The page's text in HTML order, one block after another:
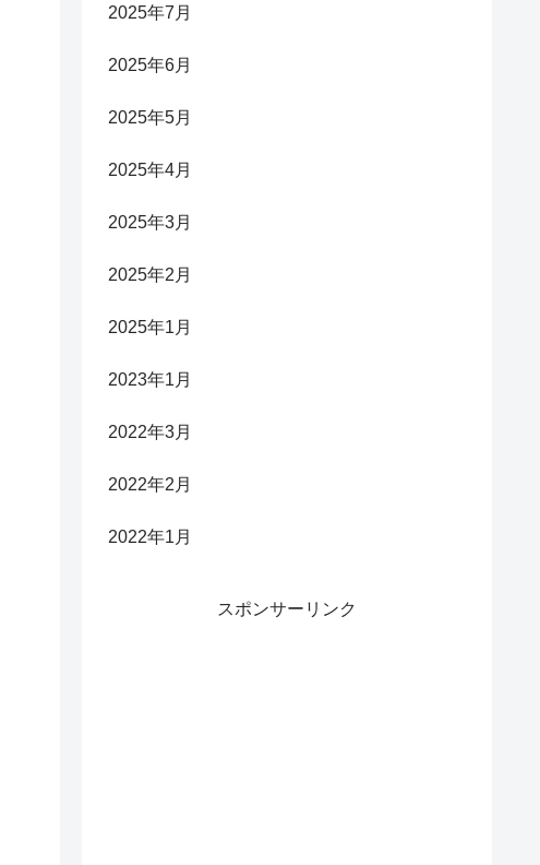
2025年7月
2025年6月
2025年5月
2025年4月
2025年3月
2025年2月
2025年1月
2023年1月
2022年3月
2022年2月
2022年1月
スポンサーリンク